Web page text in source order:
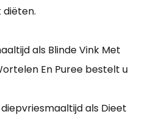
als Blinde Vink Met
En Puree bestelt u
als Dieet